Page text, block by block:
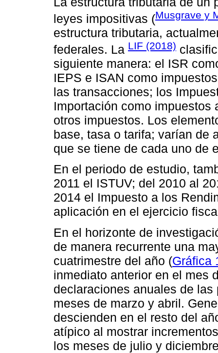
leyes impositivas (Musgrave y
estructura tributaria,
federales. La LIF (2018)
siguiente manera: el ISR
IEPS e ISAN como
las transacciones; los
Importación como impuestos
otros impuestos. Los
base, tasa o tarifa; varían de
que se tiene de cada uno de
En el periodo de estudio,
2011 el ISTUV; del 2010 al
2014 el Impuesto a los
aplicación en el ejercicio
En el horizonte de
de manera recurrente una
cuatrimestre del año (Gráfica
inmediato anterior en el mes
declaraciones anuales de
meses de marzo y abril.
descienden en el resto del
atípico al mostrar
los meses de julio y